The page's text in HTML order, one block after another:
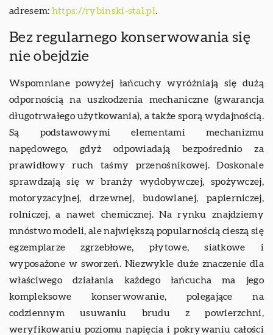
adresem: https://rybinski-stal.pl.
Bez regularnego konserwowania się
nie obejdzie
Wspomniane powyżej łańcuchy wyróżniają się dużą
odpornością na uszkodzenia mechaniczne (gwarancja
długotrwałego użytkowania), a także sporą wydajnością.
Są podstawowymi elementami mechanizmu
napędowego, gdyż odpowiadają bezpośrednio za
prawidłowy ruch taśmy przenośnikowej. Doskonale
sprawdzają się w branży wydobywczej, spożywczej,
motoryzacyjnej, drzewnej, budowlanej, papierniczej,
rolniczej, a nawet chemicznej. Na rynku znajdziemy
mnóstwo modeli, ale największą popularnością cieszą się
egzemplarze zgrzebłowe, płytowe, siatkowe i
wyposażone w sworzeń. Niezwykle duże znaczenie dla
właściwego działania każdego łańcucha ma jego
kompleksowe konserwowanie, polegające na
codziennym usuwaniu brudu z powierzchni,
weryfikowaniu poziomu napięcia i pokrywaniu całości